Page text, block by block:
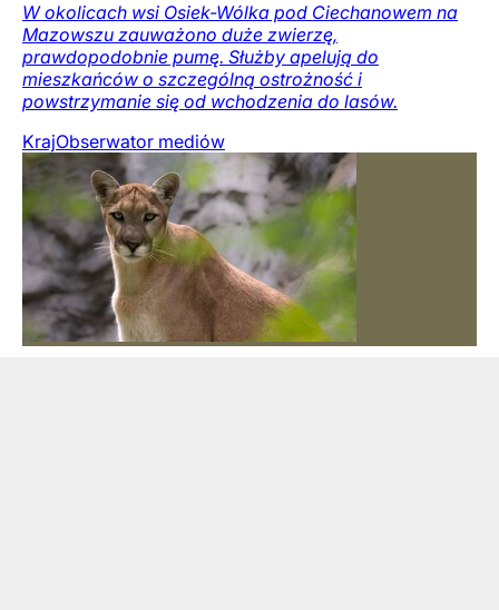
W okolicach wsi Osiek-Wólka pod Ciechanowem na
Mazowszu zauważono duże zwierzę,
prawdopodobnie pumę. Służby apelują do
mieszkańców o szczególną ostrożność i
powstrzymanie się od wchodzenia do lasów.
KrajObserwator mediów